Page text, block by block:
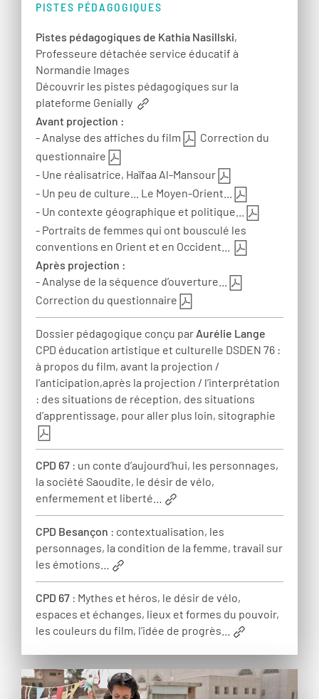
PISTES PÉDAGOGIQUES
Pistes pédagogiques de Kathia Nasillski,
Professeure détachée service éducatif à
Normandie Images
Découvrir les pistes pédagogiques sur la
plateforme Genially
Avant projection :
- Analyse des affiches du film
Correction du
questionnaire
- Une réalisatrice, Haïfaa Al-Mansour
- Un peu de culture... Le Moyen-Orient...
- Un contexte géographique et politique...
- Portraits de femmes qui ont bousculé les
conventions en Orient et en Occident...
Après projection :
- Analyse de la séquence d’ouverture...
Correction du questionnaire
Dossier pédagogique conçu par Aurélie Lange
CPD éducation artistique et culturelle DSDEN 76 :
à propos du film, avant la projection /
l’anticipation,après la projection / l’interprétation
: des situations de réception, des situations
d’apprentissage, pour aller plus loin, sitographie
CPD 67 : un conte d’aujourd’hui, les personnages,
la société Saoudite, le désir de vélo,
enfermement et liberté…
CPD Besançon : contextualisation, les
personnages, la condition de la femme, travail sur
les émotions…
CPD 67 : Mythes et héros, le désir de vélo,
espaces et échanges, lieux et formes du pouvoir,
les couleurs du film, l’idée de progrès…